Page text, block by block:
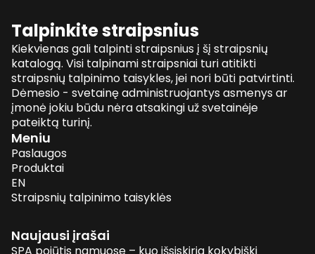
Talpinkite straipsnius
Kiekvienas gali talpinti straipsnius į šį straipsnių
katalogą. Visi talpinami straipsniai turi atitikti
straipsnių talpinimo taisykles, jei nori būti patvirtinti.
Dėmesio - svetainę administruojantys asmenys ar
įmonė jokiu būdu nėra atsakingi už svetainėje
pateiktą turinį.
Meniu
Paslaugos
Produktai
EN
Straipsnių talpinimo taisyklės
Naujausi įrašai
SPA pojūtis namuose – kuo išsiskiria kokybiški